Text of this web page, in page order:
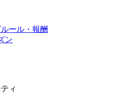
ール・報酬
ン
ィ